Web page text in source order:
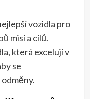
vozidla pro
misí a cílů.
která excelují v
se